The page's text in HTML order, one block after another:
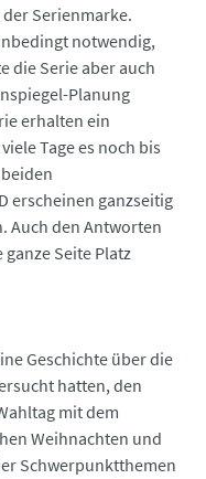
Serienmarke.
notwendig,
die Serie aber auch
Planung
erhalten ein
Tage es noch bis
erscheinen ganzseitig
Auch den Antworten
Seite Platz
Geschichte über die
hatten, den
mit dem
Weihnachten und
Schwerpunktthemen